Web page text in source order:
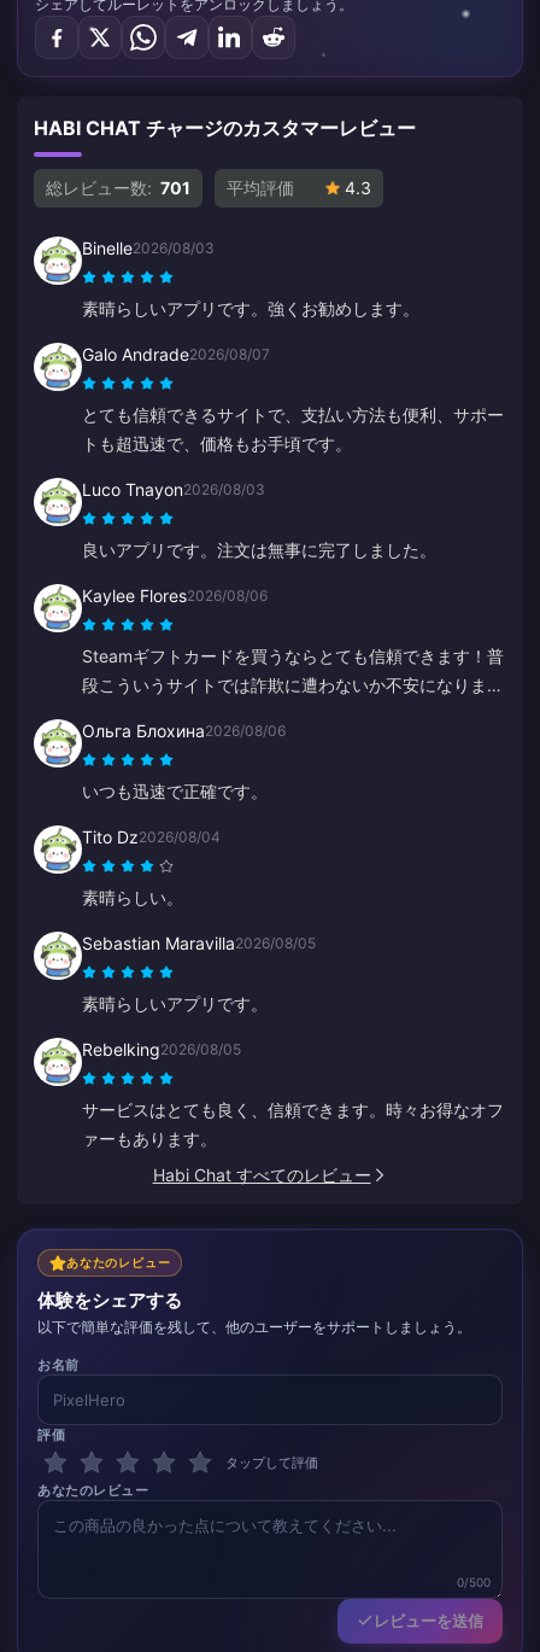
シェアしてルーレットをアンロックしましょう。
HABI CHAT チャージのカスタマーレビュー
総レビュー数: 701 平均評価 4.3
Binelle2026/08/03
素晴らしいアプリです。強くお勧めします。
Galo Andrade2026/08/07
とても信頼できるサイトで、支払い方法も便利、サポー
トも超迅速で、価格もお手頃です。
Luco Tnayon2026/08/03
良いアプリです。注文は無事に完了しました。
Kaylee Flores2026/08/06
Steamギフトカードを買うならとても信頼できます！普
段こういうサイトでは詐欺に遭わないか不安になります
します。
Ольга Блохина2026/08/06
いつも迅速で正確です。
Tito Dz2026/08/04
素晴らしい。
Sebastian Maravilla2026/08/05
素晴らしいアプリです。
Rebelking2026/08/05
サービスはとても良く、信頼できます。時々お得なオフ
ァーもあります。
Habi Chat すべてのレビュー
あなたのレビュー
体験をシェアする
以下で簡単な評価を残して、他のユーザーをサポートしましょう。
お名前
評価
タップして評価
あなたのレビュー
0/500
レビューを送信